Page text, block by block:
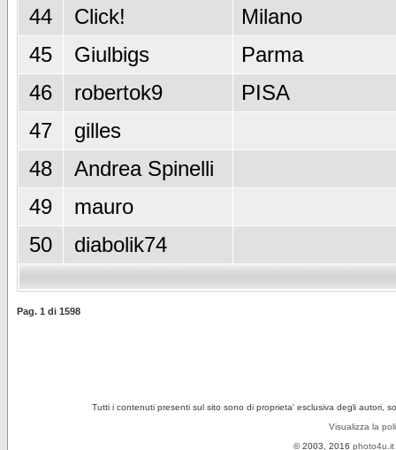
44
Click!
Milano
45
Giulbigs
Parma
46
robertok9
PISA
47
gilles
48
Andrea Spinelli
49
mauro
50
diabolik74
Pag. 1 di 1598
Tutti i contenuti presenti sul sito sono di proprieta' esclusiva degli autori,
Visualizza la
© 2003, 2016 photo4u.it